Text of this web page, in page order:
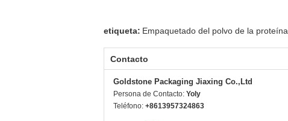
etiqueta: Empaquetado del polvo de la proteína
Contacto
Goldstone Packaging Jiaxing Co.,Ltd
Persona de Contacto: Yoly
Teléfono: +8613957324863